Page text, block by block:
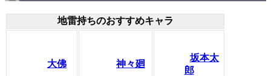
地雷持ちのおすすめキャラ
大佛 神々廻
坂本太
郎